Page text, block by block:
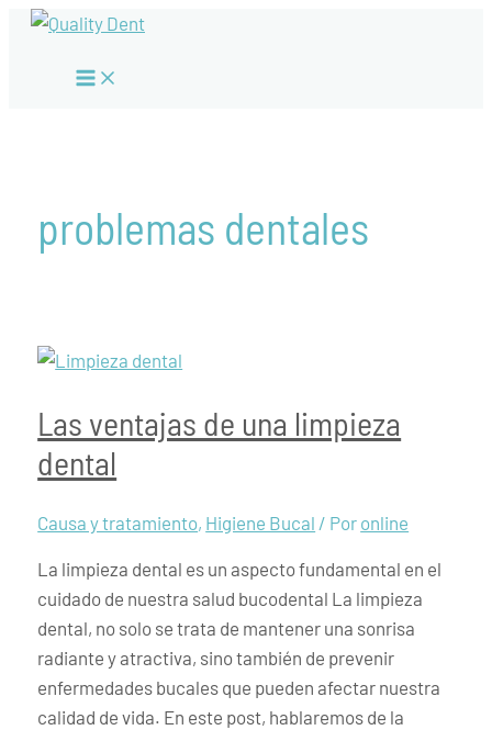
contenidoMain
Menu
problemas dentales
Las ventajas de una limpieza
dental
Causa y tratamiento, Higiene Bucal / Por online
La limpieza dental es un aspecto fundamental en el
cuidado de nuestra salud bucodental La limpieza
dental, no solo se trata de mantener una sonrisa
radiante y atractiva, sino también de prevenir
enfermedades bucales que pueden afectar nuestra
calidad de vida. En este post, hablaremos de la